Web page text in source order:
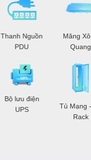
Thanh Nguồn
PDU
Bộ lưu điện
UPS
Măng
Quang
Tủ Mạng
Rack